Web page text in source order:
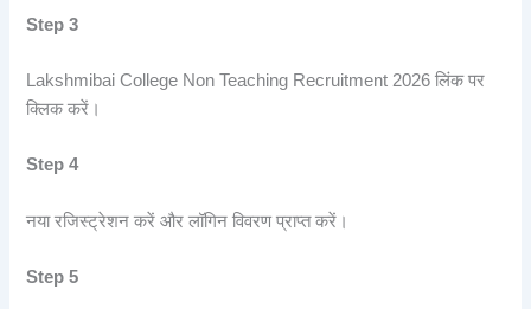
Step 3
Lakshmibai College Non Teaching Recruitment 2026 लिंक पर
क्लिक करें।
Step 4
नया रजिस्ट्रेशन करें और लॉगिन विवरण प्राप्त करें।
Step 5